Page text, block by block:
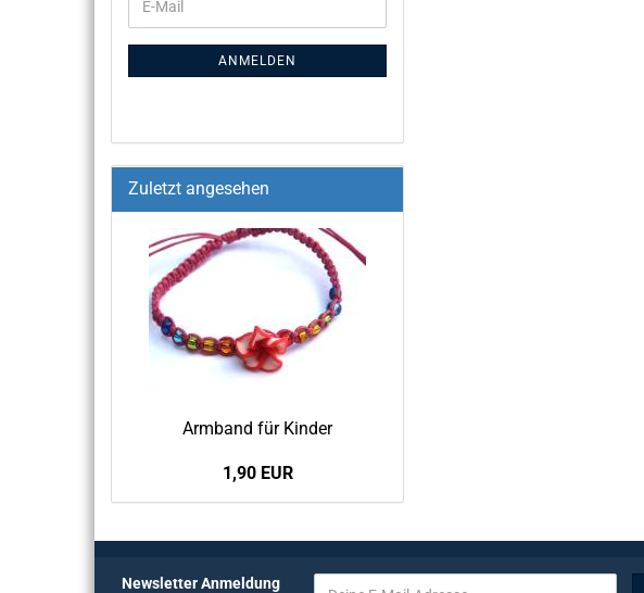
ANMELDEN
Zuletzt angesehen
Arm­band für Kin­der
1,90 EUR
Newsletter Anmeldung